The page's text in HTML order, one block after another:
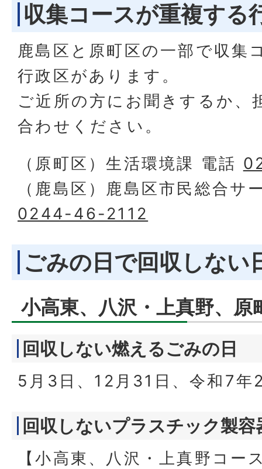
収集コースが重複する
鹿島区と原町区の一部で収集
行政区があります。
ご近所の方にお聞きするか、
合わせください。
（原町区）生活環境課 電話
（鹿島区）鹿島区市民総合サ
0244-46-2112
ごみの日で回収しない
小高東、八沢・上真野、原
回収しない燃えるごみの日
5月3日、12月31日、令和7年
回収しないプラスチック製容
【小高東、八沢・上真野コー